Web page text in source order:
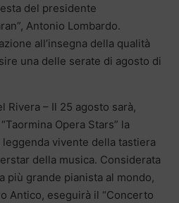
del presidente
Antonio Lombardo.
all’insegna della qualità
una delle serate di agosto di
Rivera – Il 25 agosto sarà,
Opera Stars” la
vivente della tastiera
della musica. Considerata
più grande pianista al mondo,
Antico, eseguirà il “Concerto